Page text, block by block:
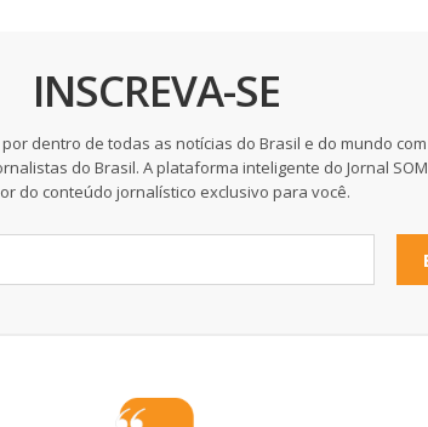
INSCREVA-SE
dentro de todas as notícias do Brasil e do mundo
do Brasil. A plataforma inteligente do Jornal
do conteúdo jornalístico exclusivo para você.